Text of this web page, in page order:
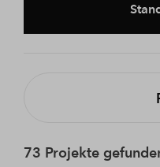
73 Projekte